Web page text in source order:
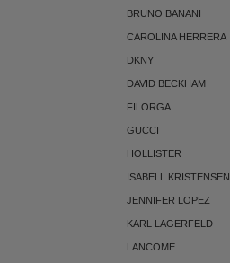
BRUNO BANANI
CAROLINA HERRERA
DKNY
DAVID BECKHAM
FILORGA
GUCCI
HOLLISTER
ISABELL KRISTENSEN
JENNIFER LOPEZ
KARL LAGERFELD
LANCOME